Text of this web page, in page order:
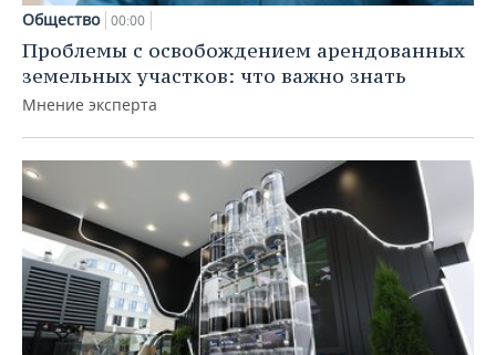
Общество 00:00
Проблемы с освобождением арендованных
земельных участков: что важно знать
Мнение эксперта